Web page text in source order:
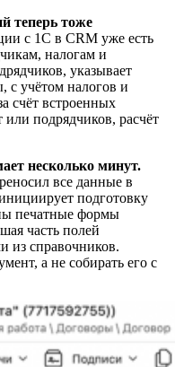
теперь тоже
с 1С в CRM уже есть
налогам и
указывает
с учётом налогов и
счёт встроенных
или подрядчиков, расчёт
несколько минут.
все данные в
подготовку
печатные формы
часть полей
из справочников.
а не собирать его с